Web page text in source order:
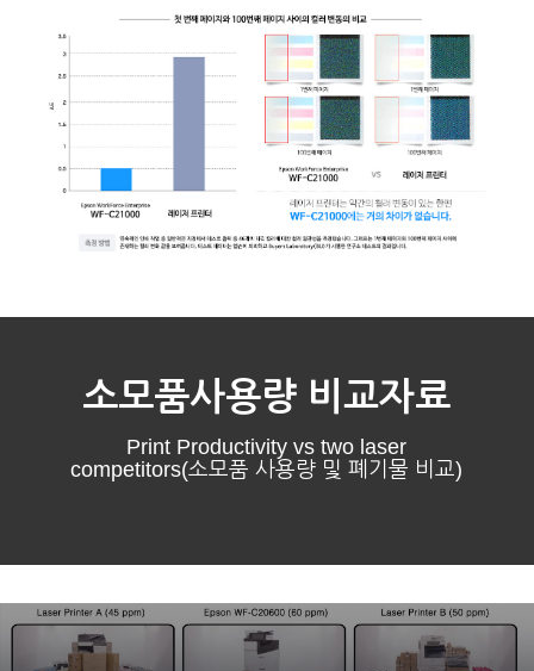
소모품사용량 비교자료
Print Productivity vs two laser
competitors(소모품 사용량 및 폐기물 비교)